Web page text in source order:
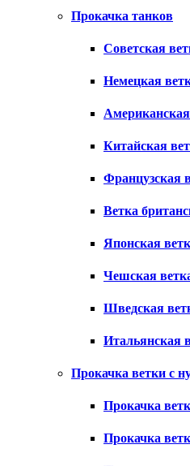
Прокачка танков
Советская
Немецкая
Китайская
Французская
Ветка
Японская
Чешская
Шведская
Итальянская
Прокачка ветки с
Прокачка
Прокачка